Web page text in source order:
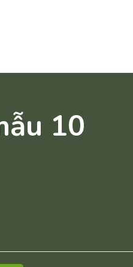
10